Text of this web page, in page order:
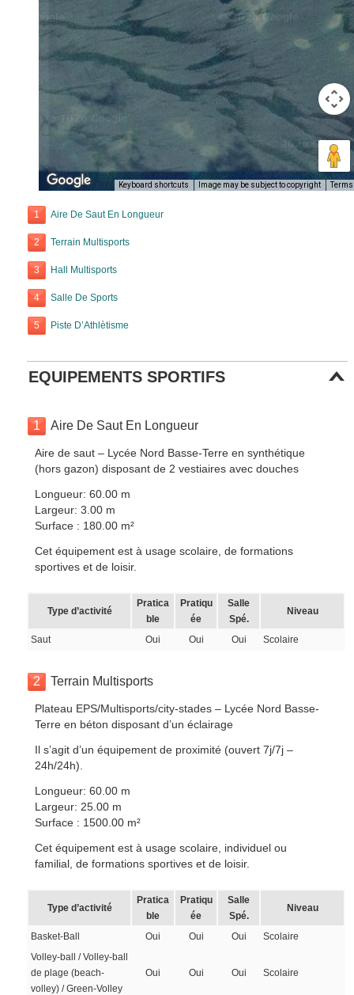
Keyboard shortcuts Image may be subject to copyright Terms
1 Aire De Saut En Longueur
2 Terrain Multisports
3 Hall Multisports
4 Salle De Sports
5 Piste D’Athlètisme
EQUIPEMENTS SPORTIFS
1 Aire De Saut En Longueur
Aire de saut – Lycée Nord Basse-Terre en synthétique
(hors gazon) disposant de 2 vestiaires avec douches
Longueur: 60.00 m
Largeur: 3.00 m
Surface : 180.00 m²
Cet équipement est à usage scolaire, de formations
sportives et de loisir.
Type d’activité
Pratica
ble
Pratiqu
ée
Salle
Spé.
Niveau
Saut Oui Oui Oui Scolaire
2 Terrain Multisports
Plateau EPS/Multisports/city-stades – Lycée Nord Basse-
Terre en béton disposant d’un éclairage
Il s’agit d’un équipement de proximité (ouvert 7j/7j –
24h/24h).
Longueur: 60.00 m
Largeur: 25.00 m
Surface : 1500.00 m²
Cet équipement est à usage scolaire, individuel ou
familial, de formations sportives et de loisir.
Type d’activité
Pratica
ble
Pratiqu
ée
Salle
Spé.
Niveau
Basket-Ball Oui Oui Oui
Scolaire
Volley-ball / Volley-ball
de plage (beach-
volley) / Green-Volley
Oui Oui Oui Scolaire